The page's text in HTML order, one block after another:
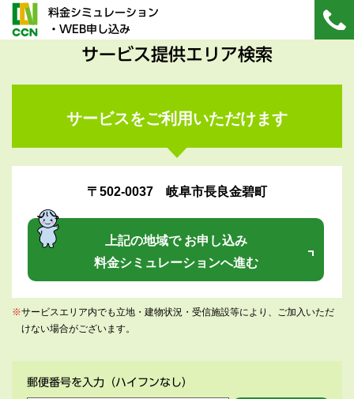
料金シミュレーション
・WEB申し込み
サービス提供エリア検索
サービスをご利用いただけます
〒502-0037 岐阜市長良金碧町
上記の地域で お申し込み
料金シミュレーションへ進む
※サービスエリア内でも立地・建物状況・受信施設等により、ご加入いただ
けない場合がございます。
郵便番号を入力 （ハイフンなし）